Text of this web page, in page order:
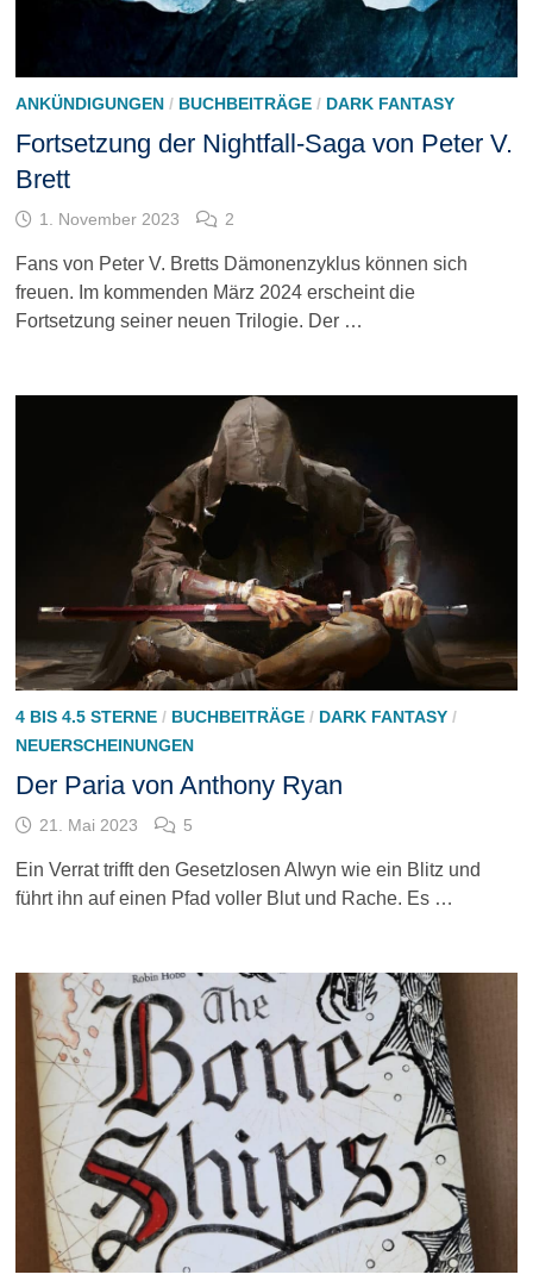
ANKÜNDIGUNGEN/ BUCHBEITRÄGE/ DARK FANTASY
Fortsetzung der Nightfall-Saga von Peter V.
Brett
1. November 2023 2
Fans von Peter V. Bretts Dämonenzyklus können sich
freuen. Im kommenden März 2024 erscheint die
Fortsetzung seiner neuen Trilogie. Der …
4 BIS 4.5 STERNE/ BUCHBEITRÄGE/ DARK FANTASY/
NEUERSCHEINUNGEN
Der Paria von Anthony Ryan
21. Mai 2023 5
Ein Verrat trifft den Gesetzlosen Alwyn wie ein Blitz und
führt ihn auf einen Pfad voller Blut und Rache. Es …